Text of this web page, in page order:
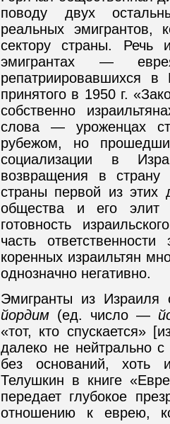
поводу двух
реальных эмигрантов,
сектору страны. Речь
эмигрантах —
репатриировавшихся
принятого в 1950 г.
собственно
слова — уроженцах
рубежом, но
социализации в
возвращения в
страны первой из этих
общества и его элит
готовность
часть
коренных израильтян
однозначно негативно.
Эмигранты из Израиля
йордим (ед. число —
«тот, кто спускается»
далеко не нейтрально с
без оснований, хоть
Телушкин в книге
передает глубокое
отношению к еврею,